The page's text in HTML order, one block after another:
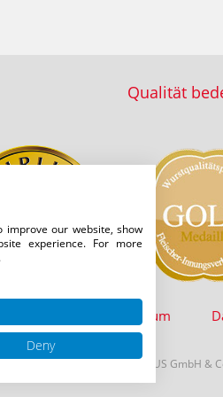
Qualität
Impressum
©2026 - DAMHUS GmbH
our website, show
experience. For more
Deny